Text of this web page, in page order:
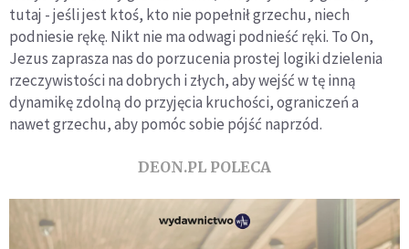
tutaj - jeśli jest ktoś, kto nie popełnił grzechu, niech
podniesie rękę. Nikt nie ma odwagi podnieść ręki. To On,
Jezus zaprasza nas do porzucenia prostej logiki dzielenia
rzeczywistości na dobrych i złych, aby wejść w tę inną
dynamikę zdolną do przyjęcia kruchości, ograniczeń a
nawet grzechu, aby pomóc sobie pójść naprzód.
DEON.PL POLECA